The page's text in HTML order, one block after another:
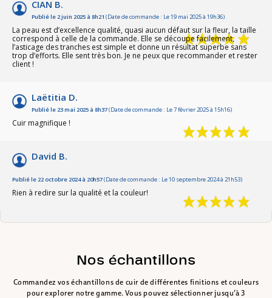
CIAN B.
Publié le 2 juin 2025 à 8h21 (Date de commande : Le 19 mai 2025 à 19h36)
La peau est d’excellence qualité, quasi aucun défaut sur la fleur, la taille
correspond à celle de la commande. Elle se découpe facilement,
l’asticage des tranches est simple et donne un résultat superbe sans
trop d’efforts. Elle sent très bon. Je ne peux que recommander et rester
client !
Laëtitia D.
Publié le 23 mai 2025 à 8h37(Date de commande : Le 7 février 2025 à 15h16)
Cuir magnifique !
David B.
Publié le 22 octobre 2024 à 20h57(Date de commande : Le 10 septembre 2024 à 21h53)
Rien à redire sur la qualité et la couleur!
Nos échantillons
Commandez vos échantillons de cuir de différentes finitions et couleurs
pour explorer notre gamme. Vous pouvez sélectionner jusqu’à 3